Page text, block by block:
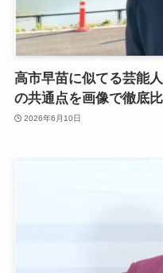
高市早苗に似てる芸能
の共通点を画像で徹底
2026年6月10日